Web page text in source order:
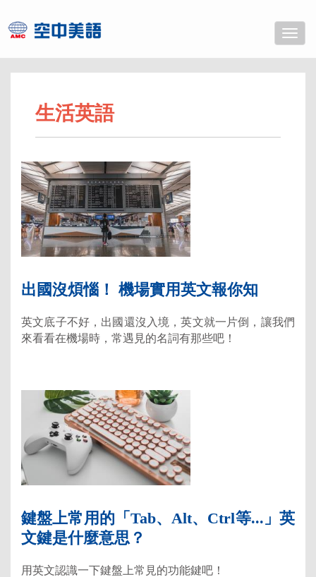
Toggle
生活英語
出國沒煩惱！ 機場實用英文報你知
英文底子不好，出國還沒入境，英文就一片倒，讓我們
來看看在機場時，常遇見的名詞有那些吧！
鍵盤上常用的「Tab、Alt、Ctrl等...」英
文鍵是什麼意思？
用英文認識一下鍵盤上常見的功能鍵吧！